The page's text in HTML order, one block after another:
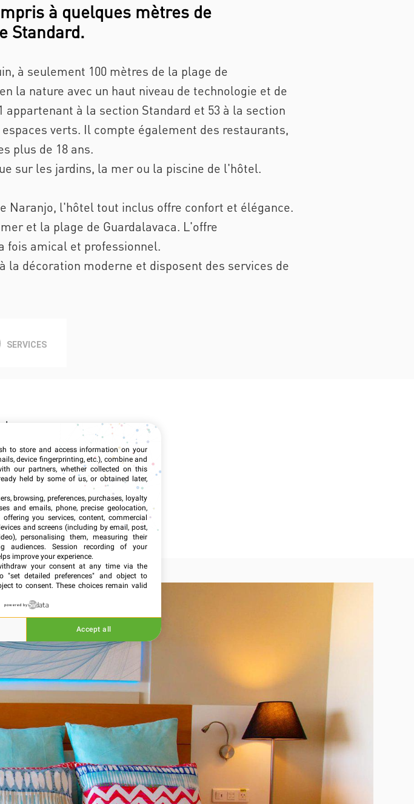
à quelques mètres de
Standard.
à seulement 100 mètres de la plage de
la nature avec un haut niveau de technologie et de
à la section Standard et 53 à la section
verts. Il compte également des restaurants,
plus de 18 ans.
sur les jardins, la mer ou la piscine de l'hôtel.
Naranjo, l'hôtel tout inclus offre confort et élégance.
et la plage de Guardalavaca. L'offre
fois amical et professionnel.
décoration moderne et disposent des services de
SERVICES
to store and access information on your
device fingerprinting, etc.), combine and
our partners, whether collected on this
held by some of us, or obtained later,
browsing, preferences, purchases, loyalty
and emails, phone, precise geolocation,
you services, content, commercial
and screens (including by email, post,
personalising them, measuring their
audiences. Session recording of your
improve your experience.
your consent at any time via the
"set detailed preferences" and object to
to consent. These choices remain valid
powered by
Accept all